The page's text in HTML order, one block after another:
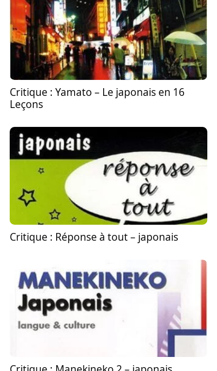
Critique : Yamato – Le japonais en 16
Leçons
Critique : Réponse à tout – japonais